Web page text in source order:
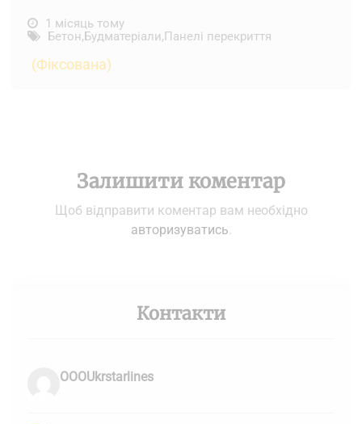
1 місяць тому
Бетон,Будматеріали,Панелі перекриття
(Фіксована)
Залишити коментар
Щоб відправити коментар вам необхідно
авторизуватись.
Контакти
OOOUkrstarlines